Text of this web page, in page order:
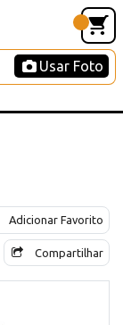
Usar Foto
Adicionar Favorito
Compartilhar